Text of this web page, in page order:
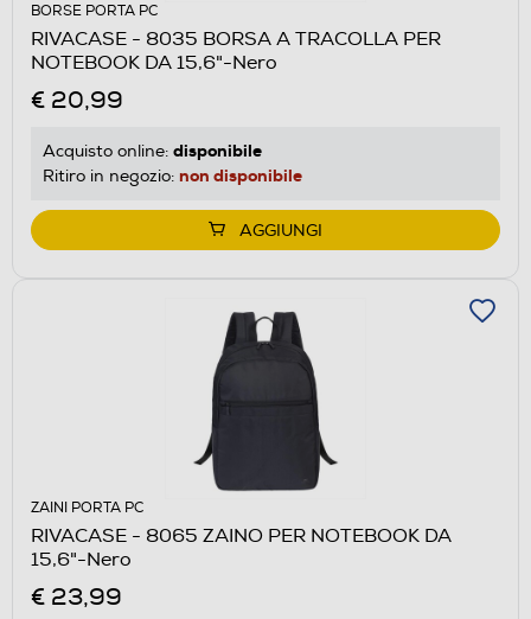
BORSE PORTA PC
RIVACASE - 8035 BORSA A TRACOLLA PER
NOTEBOOK DA 15,6"-Nero
€ 20,99
Acquisto online: disponibile
Ritiro in negozio: non disponibile
AGGIUNGI
ZAINI PORTA PC
RIVACASE - 8065 ZAINO PER NOTEBOOK DA
15,6"-Nero
€ 23,99